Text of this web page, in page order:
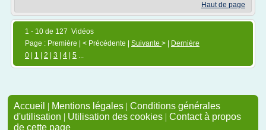
Haut de page
1 - 10 de 127 Vidéos
Page : Première | < Précédente | Suivante > |
Dernière
0
1 2 3 4 5 ...
Accueil | Mentions légales | Conditions générales
d'utilisation | Utilisation des cookies | Contact à propos
de cette page